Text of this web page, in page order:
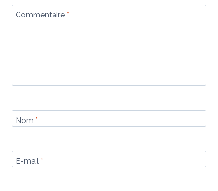
Commentaire *
Nom *
E-mail *